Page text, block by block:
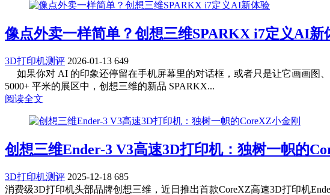
像点外卖一样简单？创想三维SPARKX i7定义AI新
3D打印机测评 2026-01-13 649
如果你对 AI 的印象还停留在手机屏幕里的对话框，或者只是让它画画图
5000+ 平米的展区中，创想三维的新品 SPARKX...
阅读全文
创想三维Ender-3 V3高速3D打印机：独树一帜的
3D打印机测评 2025-12-18 685
消费级3D打印机头部品牌创想三维，近日推出首款CoreXZ高速3D打印机